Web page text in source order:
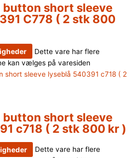
button short sleeve
C778 ( 2 stk 800
Dette vare har flere
kan vælges på varesiden
button short sleeve
c718 ( 2 stk 800 kr )
Dette vare har flere